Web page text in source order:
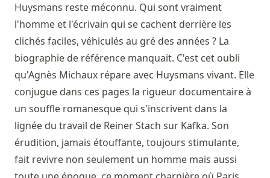
Huysmans reste méconnu. Qui sont vraiment
l'homme et l'écrivain qui se cachent derrière les
clichés faciles, véhiculés au gré des années ? La
biographie de référence manquait. C'est cet oubli
qu'Agnès Michaux répare avec Huysmans vivant. Elle
conjugue dans ces pages la rigueur documentaire à
un souffle romanesque qui s'inscrivent dans la
lignée du travail de Reiner Stach sur Kafka. Son
érudition, jamais étouffante, toujours stimulante,
fait revivre non seulement un homme mais aussi